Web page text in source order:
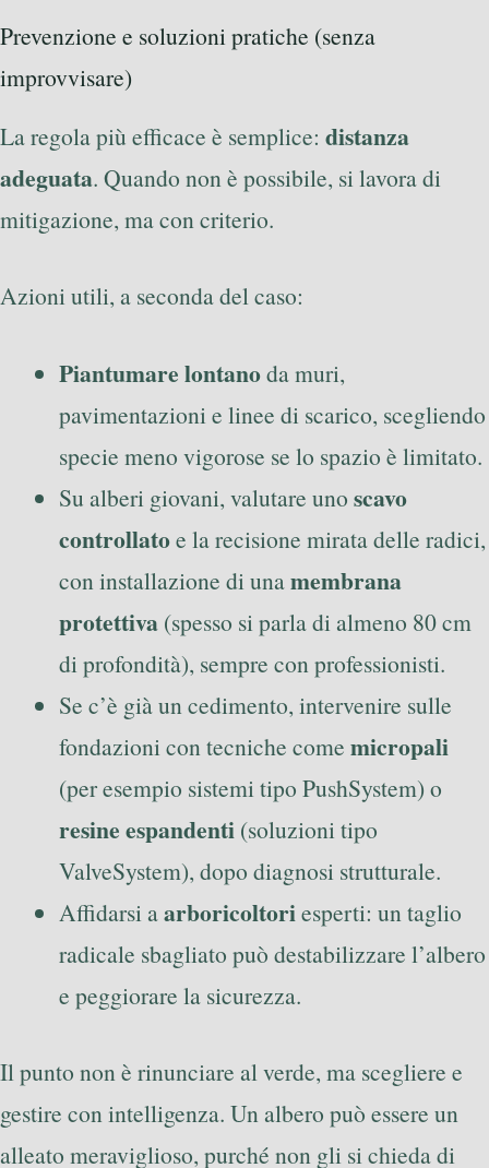
Prevenzione e soluzioni pratiche (senza
improvvisare)
La regola più efficace è semplice: distanza
adeguata. Quando non è possibile, si lavora di
mitigazione, ma con criterio.
Azioni utili, a seconda del caso:
Piantumare lontanoda muri,
pavimentazioni e linee di scarico, scegliendo
specie meno vigorose se lo spazio è limitato.
Su alberi giovani, valutare uno scavo
controllatoe la recisione mirata delle radici,
con installazione di unamembrana
protettiva (spesso si parla di almeno 80 cm
di profondità), sempre con professionisti.
Se c’è già un cedimento, intervenire sulle
fondazioni con tecniche come micropali
(per esempio sistemi tipo PushSystem) o
resine espandenti (soluzioni tipo
ValveSystem), dopo diagnosi strutturale.
Affidarsi aarboricoltoriesperti: un taglio
radicale sbagliato può destabilizzare l’albero
e peggiorare la sicurezza.
Il punto non è rinunciare al verde, ma scegliere e
gestire con intelligenza. Un albero può essere un
alleato meraviglioso, purché non gli si chieda di